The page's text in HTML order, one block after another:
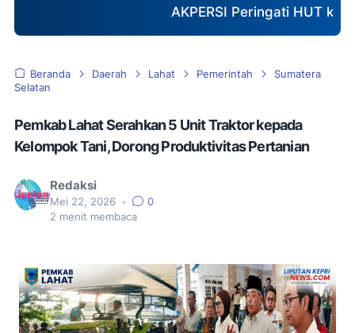
AKPERSI Peringati HUT ke-2 dengan
Beranda Daerah Lahat Pemerintah
Sumatera
Selatan
Pemkab Lahat Serahkan 5 Unit Traktor kepada
Kelompok Tani, Dorong Produktivitas Pertanian
Redaksi
Mei 22, 2026 •
0
2 menit membaca